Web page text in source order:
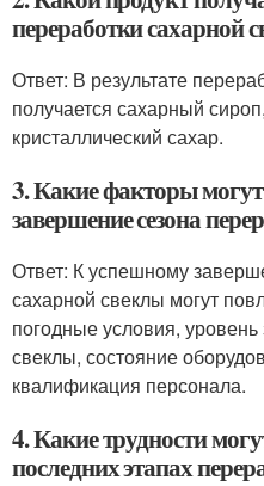
переработки сахарной
Ответ: В результате
получается сахарный
кристаллический сахар.
3. Какие факторы
завершение сезона
Ответ: К успешному
сахарной свеклы могут
погодные условия,
свеклы, состояние
квалификация персонала.
4. Какие трудности
последних этапах